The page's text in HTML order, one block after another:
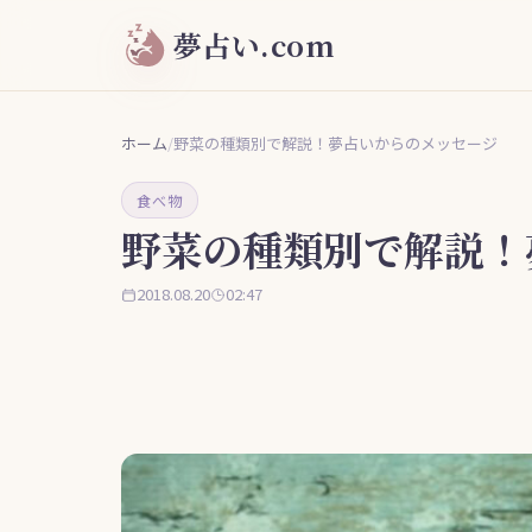
夢占い.com
ホーム/野菜の種類別で解説！夢占いからのメッセージ
食べ物
野菜の種類別で解説
2018.08.20 02:47